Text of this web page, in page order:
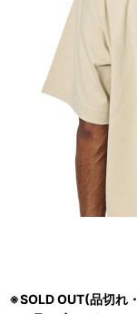
※SOLD OUT(品切れ